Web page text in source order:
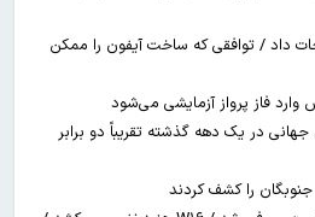
داد / توافقی که ساخت آیفون را ممکن
وارد فاز پرواز آزمایشی می‌شود
در یک دهه گذشته تقریباً دو برابر
جنوبگان را کشف کردند